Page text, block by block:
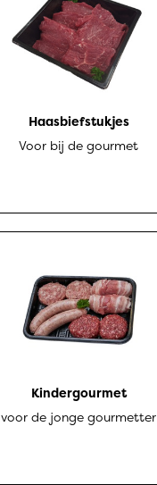
Haasbiefstukjes
Voor bij de gourmet
Kindergourmet
voor de jonge gourmetter